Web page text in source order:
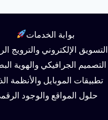
بوابة الخدمات
التسويق الإلكتروني والترويج
التصميم الجرافيكي والهوية
تطبيقات الموبايل والأنظمة
حلول المواقع والوجود